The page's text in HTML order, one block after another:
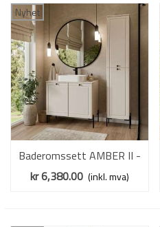
Nyhet
Baderomssett AMBER II -
cashmere - 2 deler - metall
kr 6,380.00 (inkl. mva)